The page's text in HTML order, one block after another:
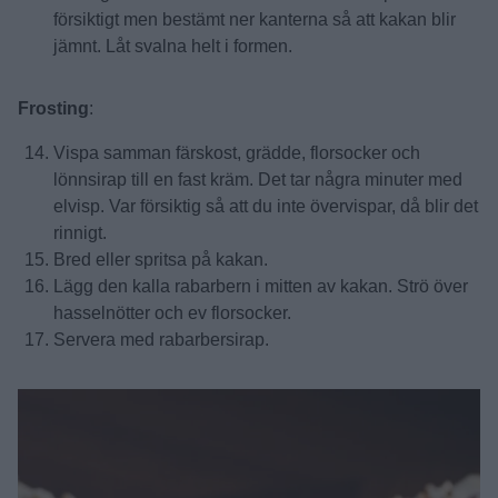
försiktigt men bestämt ner kanterna så att kakan blir
jämnt. Låt svalna helt i formen.
Frosting:
Vispa samman färskost, grädde, florsocker och
lönnsirap till en fast kräm. Det tar några minuter med
elvisp. Var försiktig så att du inte övervispar, då blir det
rinnigt.
Bred eller spritsa på kakan.
Lägg den kalla rabarbern i mitten av kakan. Strö över
hasselnötter och ev florsocker.
Servera med rabarbersirap.